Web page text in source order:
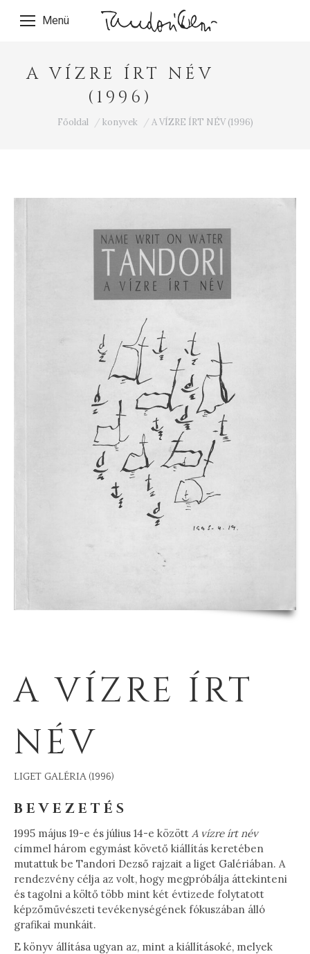
Menü
A VÍZRE ÍRT NÉV
(1996)
Ön itt van:
Főoldal konyvek A VÍZRE ÍRT NÉV (1996)
A VÍZRE ÍRT
NÉV
LIGET GALÉRIA (1996)
BEVEZETÉS
1995 május 19-e és július 14-e között A vízre írt név
címmel három egymást követő kiállítás keretében
mutattuk be Tandori Dezső rajzait a liget Galériában. A
rendezvény célja az volt, hogy megpróbálja áttekinteni
és tagolni a költő több mint két évtizede folytatott
képzőművészeti tevékenységének fókuszában álló
grafikai munkáit.
E könyv állítása ugyan az, mint a kiállításoké, melyek